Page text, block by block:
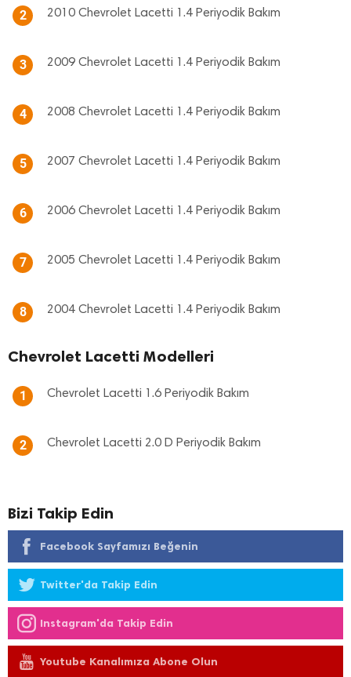
2 2010 Chevrolet Lacetti 1.4 Periyodik Bakım
3 2009 Chevrolet Lacetti 1.4 Periyodik Bakım
4 2008 Chevrolet Lacetti 1.4 Periyodik Bakım
5 2007 Chevrolet Lacetti 1.4 Periyodik Bakım
6 2006 Chevrolet Lacetti 1.4 Periyodik Bakım
7 2005 Chevrolet Lacetti 1.4 Periyodik Bakım
8 2004 Chevrolet Lacetti 1.4 Periyodik Bakım
Chevrolet Lacetti Modelleri
1 Chevrolet Lacetti 1.6 Periyodik Bakım
2 Chevrolet Lacetti 2.0 D Periyodik Bakım
Bizi Takip Edin
Facebook Sayfamızı Beğenin
Twitter'da Takip Edin
Instagram'da Takip Edin
Youtube Kanalımıza Abone Olun